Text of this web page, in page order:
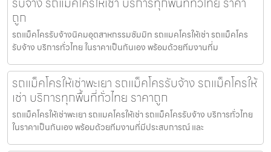
ถูก
รถแม็คโครรับจ้างนิคมอุตสาหกรรมซัมมิท รถแมคโครให้เช่า รถแม็คโคร
รับจ้าง บริการทั่วไทย ในราคาเป็นกันเอง พร้อมด้วยทีมงานที่ม
รถแม็คโครให้เช่าพะเยา รถแม็คโครรับจ้าง รถแม็คโครให้
เช่า บริการทุกพื้นที่ทั่วไทย ราคาถูก
รถแม็คโครให้เช่าพะเยา รถแมคโครให้เช่า รถแม็คโครรับจ้าง บริการทั่วไทย
ในราคาเป็นกันเอง พร้อมด้วยทีมงานที่มีประสบการณ์ และ